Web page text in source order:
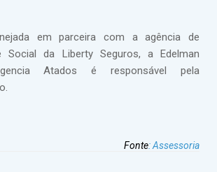
em parceira com a agência de
Social da Liberty Seguros, a Edelman
Atados é responsável pela
Fonte:Assessoria